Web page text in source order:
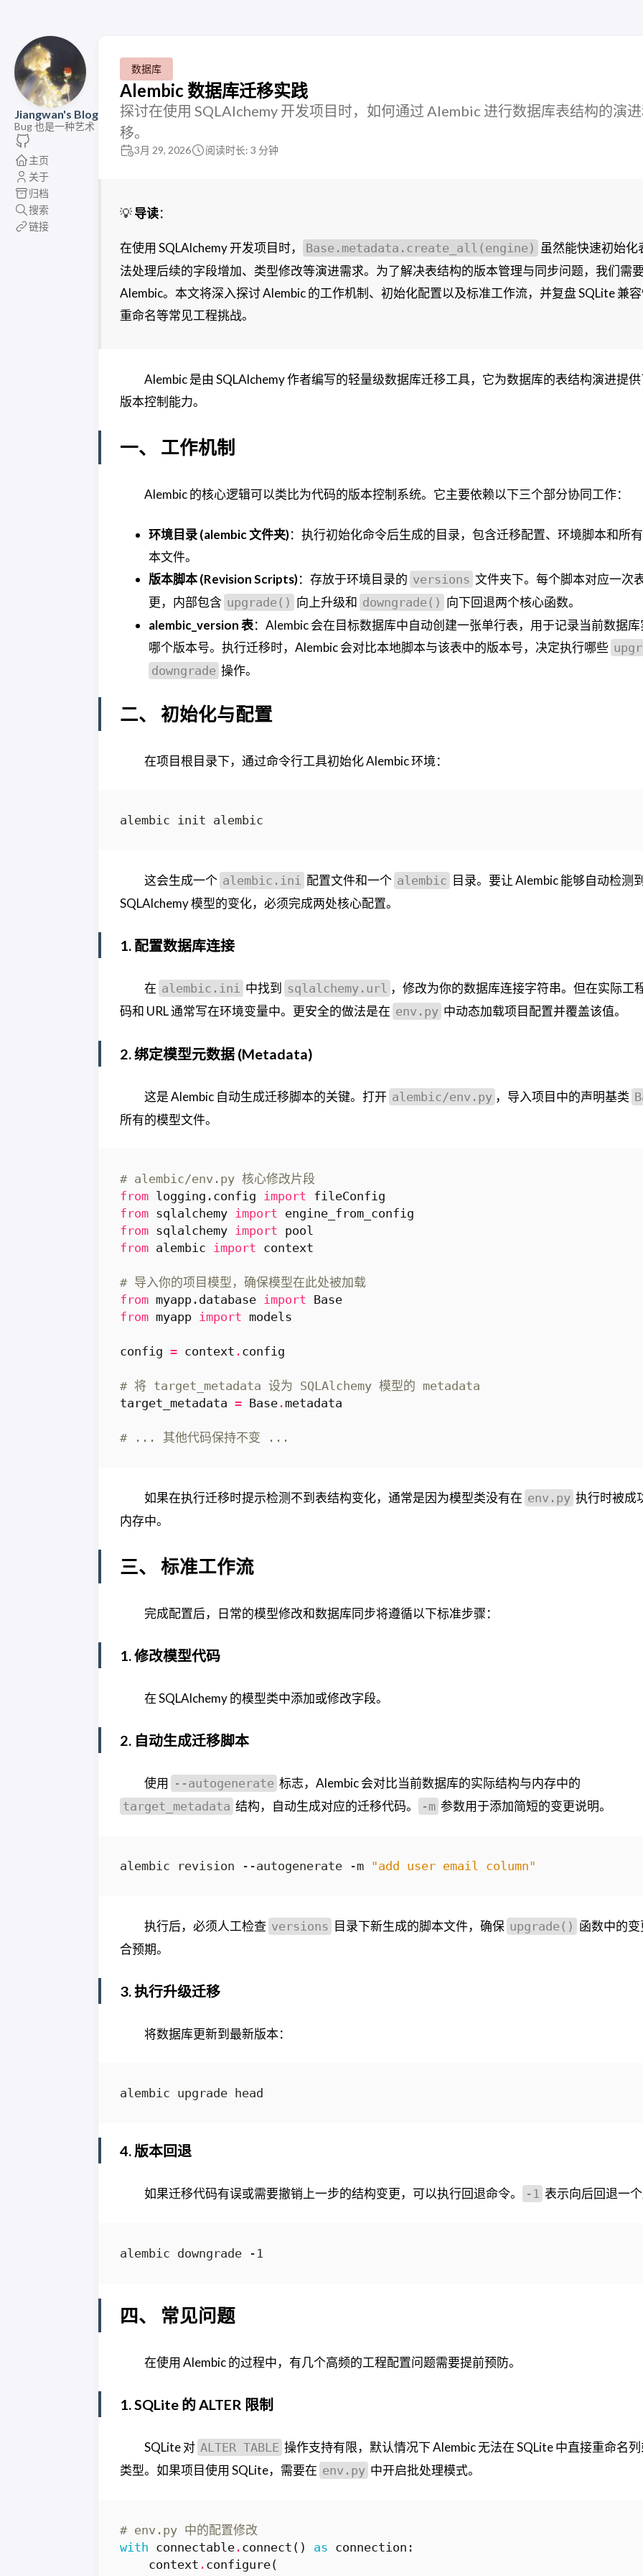
Jiangwan's Blog
Bug 也是一种艺术
主页
关于
归档
搜索
链接
数据库
Alembic 数据库迁移实践
探讨在使用 SQLAlchemy 开发项目时，如何通过 Alembic 进行数据库表结构的演
移。
3月 29, 2026 阅读时长: 3 分钟
💡导读：
在使用 SQLAlchemy 开发项目时， Base.metadata.create_all(engine) 虽然能快速初始化
法处理后续的字段增加、类型修改等演进需求。为了解决表结构的版本管理与同步问题，我们需
Alembic。本文将深入探讨 Alembic 的工作机制、初始化配置以及标准工作流，并复盘 SQLite 兼
重命名等常见工程挑战。
Alembic 是由 SQLAlchemy 作者编写的轻量级数据库迁移工具，它为数据库的表结构演进提
版本控制能力。
一、 工作机制
Alembic 的核心逻辑可以类比为代码的版本控制系统。它主要依赖以下三个部分协同工作：
环境目录 (alembic 文件夹)：执行初始化命令后生成的目录，包含迁移配置、环境脚本和所
本文件。
版本脚本 (Revision Scripts)：存放于环境目录的 versions 文件夹下。每个脚本对应一次
更，内部包含 upgrade() 向上升级和 downgrade() 向下回退两个核心函数。
alembic_version 表：Alembic 会在目标数据库中自动创建一张单行表，用于记录当前数据
哪个版本号。执行迁移时，Alembic 会对比本地脚本与该表中的版本号，决定执行哪些
downgrade 操作。
二、 初始化与配置
在项目根目录下，通过命令行工具初始化 Alembic 环境：
这会生成一个 alembic.ini 配置文件和一个 alembic 目录。要让 Alembic 能够自动检测
SQLAlchemy 模型的变化，必须完成两处核心配置。
1. 配置数据库连接
在 alembic.ini 中找到 sqlalchemy.url ，修改为你的数据库连接字符串。但在实际工
码和 URL 通常写在环境变量中。更安全的做法是在 env.py 中动态加载项目配置并覆盖该值。
2. 绑定模型元数据 (Metadata)
这是 Alembic 自动生成迁移脚本的关键。打开 alembic/env.py ，导入项目中的声明基类
所有的模型文件。
# alembic/env.py 核心修改片段
from logging.config import fileConfig
from sqlalchemy import engine_from_config
from sqlalchemy import pool
from alembic import context
# 导入你的项目模型，确保模型在此处被加载
from myapp.database import Base
from myapp import models
config = context . config
# 将 target_metadata 设为 SQLAlchemy 模型的 metadata
target_metadata = Base . metadata
# ... 其他代码保持不变 ...
如果在执行迁移时提示检测不到表结构变化，通常是因为模型类没有在 env.py 执行时被成
内存中。
三、 标准工作流
完成配置后，日常的模型修改和数据库同步将遵循以下标准步骤：
1. 修改模型代码
在 SQLAlchemy 的模型类中添加或修改字段。
2. 自动生成迁移脚本
使用 --autogenerate 标志，Alembic 会对比当前数据库的实际结构与内存中的
target_metadata 结构，自动生成对应的迁移代码。 -m 参数用于添加简短的变更说明。
alembic revision --autogenerate -m "add user email column"
执行后，必须人工检查 versions 目录下新生成的脚本文件，确保 upgrade() 函数中的
合预期。
3. 执行升级迁移
将数据库更新到最新版本：
4. 版本回退
如果迁移代码有误或需要撤销上一步的结构变更，可以执行回退命令。 -1 表示向后回退一
四、 常见问题
在使用 Alembic 的过程中，有几个高频的工程配置问题需要提前预防。
1. SQLite 的 ALTER 限制
SQLite 对 ALTER TABLE 操作支持有限，默认情况下 Alembic 无法在 SQLite 中直接重命名
类型。如果项目使用 SQLite，需要在 env.py 中开启批处理模式。
# env.py 中的配置修改
with connectable . connect () as connection :
context . configure(